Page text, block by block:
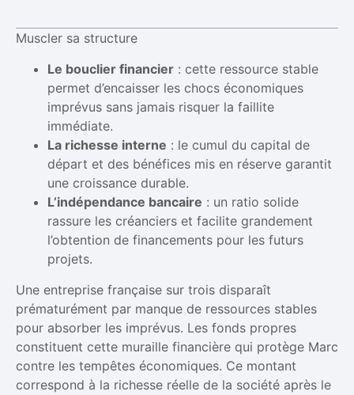
Muscler sa structure
Le bouclier financier : cette ressource stable
permet d’encaisser les chocs économiques
imprévus sans jamais risquer la faillite
immédiate.
La richesse interne : le cumul du capital de
départ et des bénéfices mis en réserve garantit
une croissance durable.
L’indépendance bancaire : un ratio solide
rassure les créanciers et facilite grandement
l’obtention de financements pour les futurs
projets.
Une entreprise française sur trois disparaît
prématurément par manque de ressources stables
pour absorber les imprévus. Les fonds propres
constituent cette muraille financière qui protège Marc
contre les tempêtes économiques. Ce montant
correspond à la richesse réelle de la société après le